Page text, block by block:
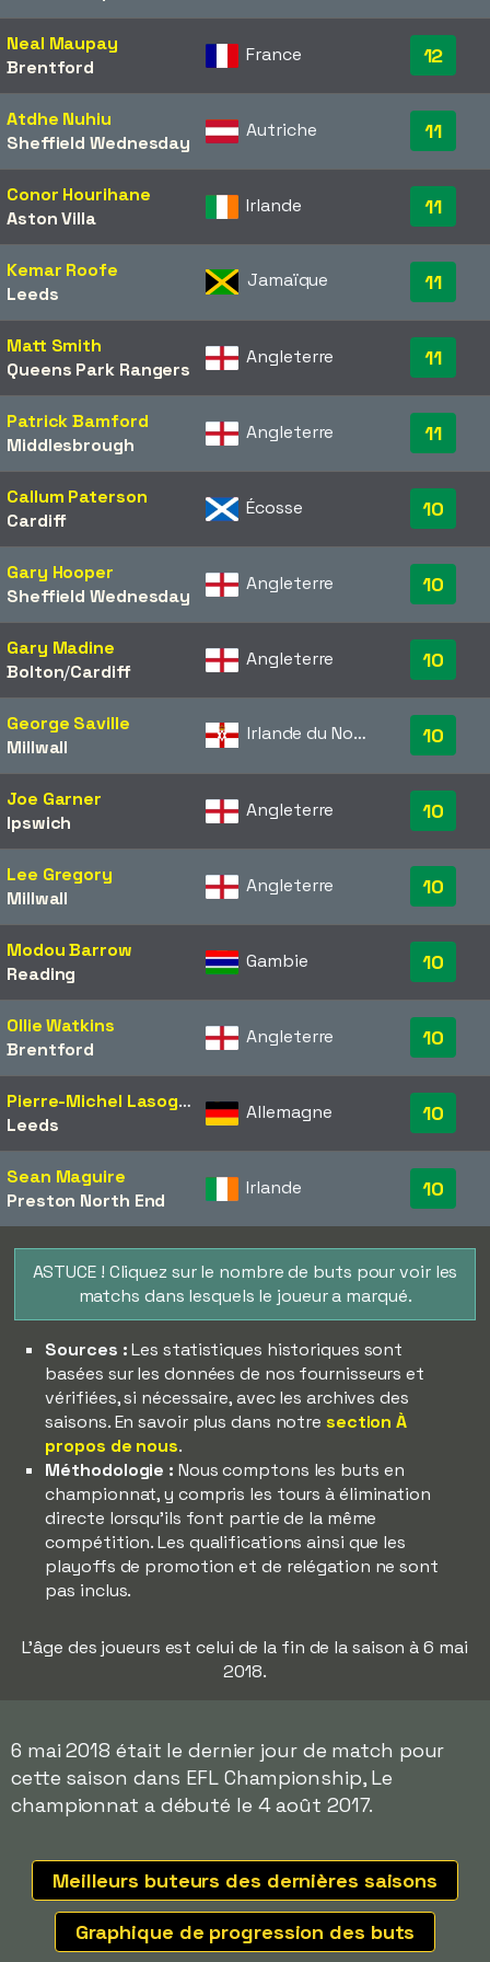
Neal Maupay
Brentford
France 12
Atdhe Nuhiu
Sheffield Wednesday
Autriche 11
Conor Hourihane
Aston Villa
Irlande 11
Kemar Roofe
Leeds
Jamaïque 11
Matt Smith
Queens Park Rangers
Angleterre 11
Patrick Bamford
Middlesbrough
Angleterre 11
Callum Paterson
Cardiff
Écosse 10
Gary Hooper
Sheffield Wednesday
Angleterre 10
Gary Madine
Bolton/​Cardiff
Angleterre 10
George Saville
Millwall
Irlande du Nord 10
Joe Garner
Ipswich
Angleterre 10
Lee Gregory
Millwall
Angleterre 10
Modou Barrow
Reading
Gambie 10
Ollie Watkins
Brentford
Angleterre 10
Pierre-Michel Lasogga
Leeds
Allemagne 10
Sean Maguire
Preston North End
Irlande 10
ASTUCE ! Cliquez sur le nombre de buts pour voir les
matchs dans lesquels le joueur a marqué.
Sources :Les statistiques historiques sont
basées sur les données de nos fournisseurs et
vérifiées, si nécessaire, avec les archives des
saisons. En savoir plus dans notre section À
propos de nous.
Méthodologie : Nous comptons les buts en
championnat, y compris les tours à élimination
directe lorsqu'ils font partie de la même
compétition. Les qualifications ainsi que les
playoffs de promotion et de relégation ne sont
pas inclus.
L'âge des joueurs est celui de la fin de la saison à 6 mai
2018.
6 mai 2018 était le dernier jour de match pour
cette saison dans EFL Championship, Le
championnat a débuté le 4 août 2017.
Meilleurs buteurs des dernières saisons
Graphique de progression des buts